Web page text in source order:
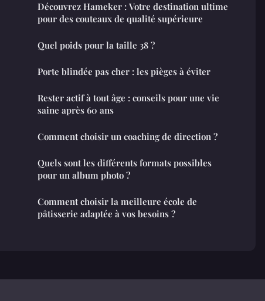
Découvrez Hameker : Votre destination ultime
pour des couteaux de qualité supérieure
Quel poids pour la taille 38 ?
Porte blindée pas cher : les pièges à éviter
Rester actif à tout âge : conseils pour une vie
saine après 60 ans
Comment choisir un coaching de direction ?
Quels sont les différents formats possibles
pour un album photo ?
Comment choisir la meilleure école de
pâtisserie adaptée à vos besoins ?